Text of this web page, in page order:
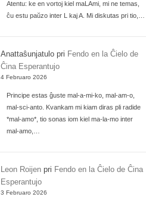
Atentu: ke en vortoj kiel maLAmi, mi ne temas,
ĉu estu paŭzo inter L kaj A. Mi diskutas pri tio,…
Anattaŝunjatulopri Fendo en la Ĉielo de
Ĉina Esperantujo
4 Februaro 2026
Principe estas ĝuste mal-a-mi-ko, mal-am-o,
mal-sci-anto. Kvankam mi kiam diras pli radide
*mal-amo*, tio sonas iom kiel ma-la-mo inter
mal-amo,…
Leon Roijenpri Fendo en la Ĉielo de Ĉina
Esperantujo
3 Februaro 2026